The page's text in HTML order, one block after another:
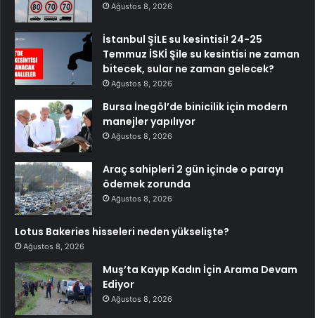
Ağustos 8, 2026
İstanbul ŞİLE su kesintisi! 24-25
Temmuz İSKİ Şile su kesintisi ne zaman
bitecek, sular ne zaman gelecek?
Ağustos 8, 2026
Bursa İnegöl’de binicilik için modern
manejler yapılıyor
Ağustos 8, 2026
Araç sahipleri 2 gün içinde o parayı
ödemek zorunda
Ağustos 8, 2026
Lotus Bakeries hisseleri neden yükselişte?
Ağustos 8, 2026
Muş’ta Kayıp Kadın İçin Arama Devam
Ediyor
Ağustos 8, 2026